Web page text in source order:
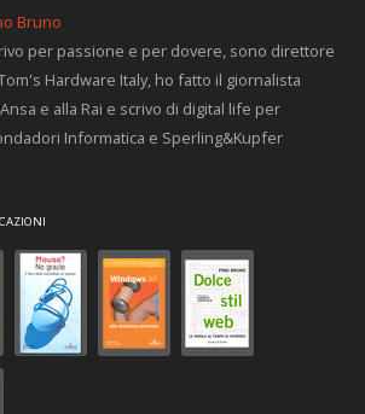
Bruno
per passione e per dovere, sono direttore
Hardware Italy, ho fatto il giornalista
e alla Rai e scrivo di digital life per
Informatica e Sperling&Kupfer